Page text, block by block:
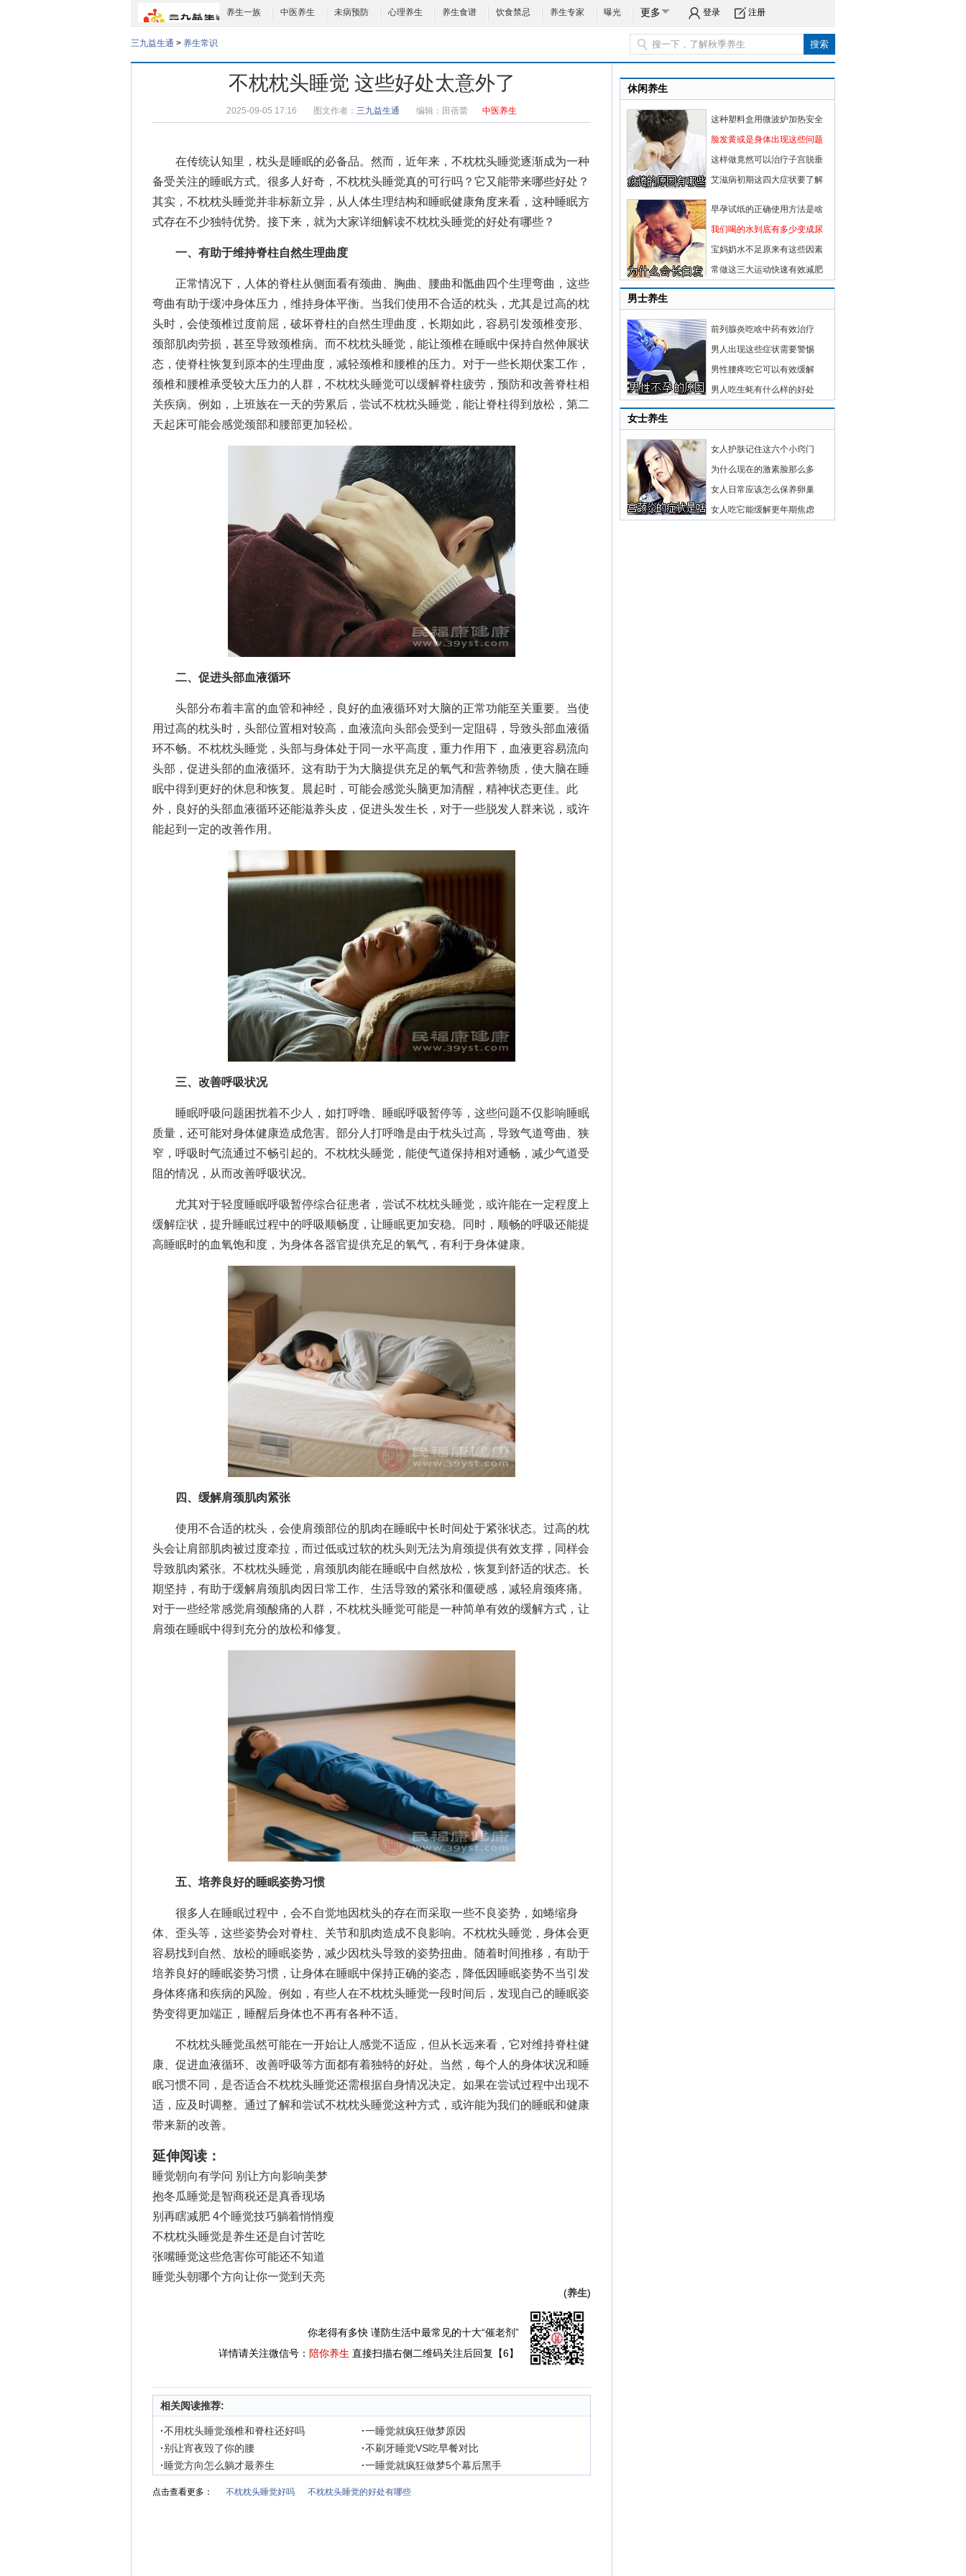
养生一族 中医养生 未病预防 心理养生 养生食谱 饮食禁忌 养生专家 曝光 更多 登录 注册
三九益生通 > 养生常识
不枕枕头睡觉 这些好处太意外了
2025-09-05 17:16 图文作者： 三九益生通 编辑： 田蓓蕾 中医养生
在传统认知里，枕头是睡眠的必备品。然而，近年来，不枕枕头睡觉逐渐成为一种
备受关注的睡眠方式。很多人好奇，不枕枕头睡觉真的可行吗？它又能带来哪些好处？
其实，不枕枕头睡觉并非标新立异，从人体生理结构和睡眠健康角度来看，这种睡眠方
式存在不少独特优势。接下来，就为大家详细解读不枕枕头睡觉的好处有哪些 ？
一、有助于维持脊柱自然生理曲度
正常情况下，人体的脊柱从侧面看有颈曲、胸曲、腰曲和骶曲四个生理弯曲，这些
弯曲有助于缓冲身体压力，维持身体平衡。当我们使用不合适的枕头，尤其是过高的枕
头时，会使颈椎过度前屈，破坏脊柱的自然生理曲度，长期如此，容易引发颈椎变形、
颈部肌肉劳损，甚至导致颈椎病。而不枕枕头睡觉，能让颈椎在睡眠中保持自然伸展状
态，使脊柱恢复到原本的生理曲度，减轻颈椎和腰椎的压力。对于一些长期伏案工作，
颈椎和腰椎承受较大压力的人群，不枕枕头睡觉可以缓解脊柱疲劳，预防和改善脊柱相
关疾病。例如，上班族在一天的劳累后，尝试不枕枕头睡觉，能让脊柱得到放松，第二
天起床可能会感觉颈部和腰部更加轻松。
二、促进头部血液循环
头部分布着丰富的血管和神经，良好的血液循环对大脑的正常功能至关重要。当使
用过高的枕头时，头部位置相对较高，血液流向头部会受到一定阻碍，导致头部血液循
环不畅。不枕枕头睡觉，头部与身体处于同一水平高度，重力作用下，血液更容易流向
头部，促进头部的血液循环。这有助于为大脑提供充足的氧气和营养物质，使大脑在睡
眠中得到更好的休息和恢复。晨起时，可能会感觉头脑更加清醒，精神状态更佳。此
外，良好的头部血液循环还能滋养头皮，促进头发生长，对于一些脱发人群来说，或许
能起到一定的改善作用。
三、改善呼吸状况
睡眠呼吸问题困扰着不少人，如打呼噜、睡眠呼吸暂停等，这些问题不仅影响睡眠
质量，还可能对身体健康造成危害。部分人打呼噜是由于枕头过高，导致气道弯曲、狭
窄，呼吸时气流通过不畅引起的。不枕枕头睡觉，能使气道保持相对通畅，减少气道受
阻的情况，从而改善呼吸状况。
尤其对于轻度睡眠呼吸暂停综合征患者，尝试不枕枕头睡觉，或许能在一定程度上
缓解症状，提升睡眠过程中的呼吸顺畅度，让睡眠更加安稳。同时，顺畅的呼吸还能提
高睡眠时的血氧饱和度，为身体各器官提供充足的氧气，有利于身体健康。
四、缓解肩颈肌肉紧张
使用不合适的枕头，会使肩颈部位的肌肉在睡眠中长时间处于紧张状态。过高的枕
头会让肩部肌肉被过度牵拉，而过低或过软的枕头则无法为肩颈提供有效支撑，同样会
导致肌肉紧张。不枕枕头睡觉，肩颈肌肉能在睡眠中自然放松，恢复到舒适的状态。长
期坚持，有助于缓解肩颈肌肉因日常工作、生活导致的紧张和僵硬感，减轻肩颈疼痛。
对于一些经常感觉肩颈酸痛的人群，不枕枕头睡觉可能是一种简单有效的缓解方式，让
肩颈在睡眠中得到充分的放松和修复。
五、培养良好的睡眠姿势习惯
很多人在睡眠过程中，会不自觉地因枕头的存在而采取一些不良姿势，如蜷缩身
体、歪头等，这些姿势会对脊柱、关节和肌肉造成不良影响。不枕枕头睡觉，身体会更
容易找到自然、放松的睡眠姿势，减少因枕头导致的姿势扭曲。随着时间推移，有助于
培养良好的睡眠姿势习惯，让身体在睡眠中保持正确的姿态，降低因睡眠姿势不当引发
身体疼痛和疾病的风险。例如，有些人在不枕枕头睡觉一段时间后，发现自己的睡眠姿
势变得更加端正，睡醒后身体也不再有各种不适。
不枕枕头睡觉虽然可能在一开始让人感觉不适应，但从长远来看，它对维持脊柱健
康、促进血液循环、改善呼吸等方面都有着独特的好处。当然，每个人的身体状况和睡
眠习惯不同，是否适合不枕枕头睡觉还需根据自身情况决定。如果在尝试过程中出现不
适，应及时调整。通过了解和尝试不枕枕头睡觉这种方式，或许能为我们的睡眠和健康
带来新的改善。
延伸阅读：
睡觉朝向有学问 别让方向影响美梦
抱冬瓜睡觉是智商税还是真香现场
别再瞎减肥 4个睡觉技巧躺着悄悄瘦
不枕枕头睡觉是养生还是自讨苦吃
张嘴睡觉这些危害你可能还不知道
睡觉头朝哪个方向让你一觉到天亮
(养生)
你老得有多快 谨防生活中最常见的十大“催老剂”
详情请关注微信号： 陪你养生 直接扫描右侧二维码关注后回复【6】
相关阅读推荐:
·不用枕头睡觉颈椎和脊柱还好吗 ·一睡觉就疯狂做梦原因
·别让宵夜毁了你的腰 ·不刷牙睡觉VS吃早餐对比
·睡觉方向怎么躺才最养生 ·一睡觉就疯狂做梦5个幕后黑手
点击查看更多： 不枕枕头睡觉好吗 不枕枕头睡觉的好处有哪些
休闲养生
这种塑料盒用微波炉加热安全
脸发黄或是身体出现这些问题
这样做竟然可以治疗子宫脱垂
艾滋病初期这四大症状要了解
早孕试纸的正确使用方法是啥
我们喝的水到底有多少变成尿
宝妈奶水不足原来有这些因素
常做这三大运动快速有效减肥
男士养生
前列腺炎吃啥中药有效治疗
男人出现这些症状需要警惕
男性腰疼吃它可以有效缓解
男人吃生蚝有什么样的好处
女士养生
女人护肤记住这六个小窍门
为什么现在的激素脸那么多
女人日常应该怎么保养卵巢
女人吃它能缓解更年期焦虑